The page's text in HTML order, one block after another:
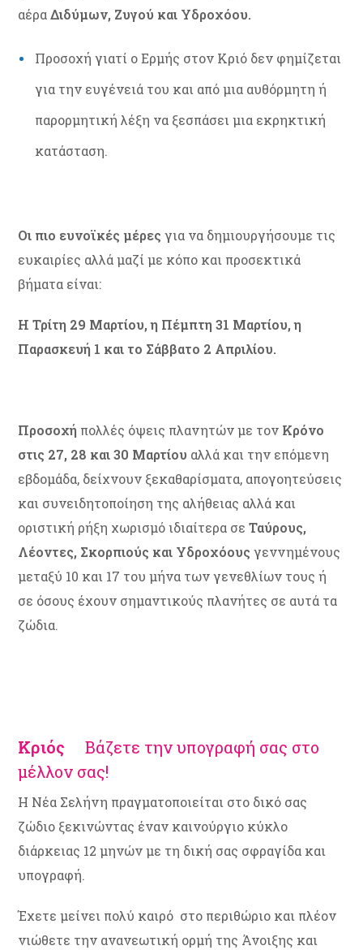
αέραΔιδύμων, Ζυγού και Υδροχόου.
Προσοχή γιατί ο Ερμής στον Κριό δεν φημίζεται
για την ευγένειά του και από μια αυθόρμητη ή
παρορμητική λέξη να ξεσπάσει μια εκρηκτική
κατάσταση.
Οι πιο ευνοϊκές μέρεςγια να δημιουργήσουμε τις
ευκαιρίες αλλά μαζί με κόπο και προσεκτικά
βήματα είναι:
Η Τρίτη 29 Μαρτίου, η Πέμπτη 31 Μαρτίου, η
Παρασκευή 1 και το Σάββατο 2 Απριλίου.
Προσοχή πολλές όψεις πλανητών με τον Κρόνο
στις 27, 28 και 30 Μαρτίου αλλά και την επόμενη
εβδομάδα, δείχνουν ξεκαθαρίσματα, απογοητεύσεις
και συνειδητοποίηση της αλήθειας αλλά και
οριστική ρήξη χωρισμό ιδιαίτερα σεΤαύρους,
Λέοντες, Σκορπιούς και Υδροχόους γεννημένους
μεταξύ 10 και 17 του μήνα των γενεθλίων τους ή
σε όσους έχουν σημαντικούς πλανήτες σε αυτά τα
ζώδια.
Κριός
Βάζετε την υπογραφή σας στο
μέλλον σας!
Η Νέα Σελήνη πραγματοποιείται στο δικό σας
ζώδιο ξεκινώντας έναν καινούργιο κύκλο
διάρκειας 12 μηνών με τη δική σας σφραγίδα και
υπογραφή.
Έχετε μείνει πολύ καιρό στο περιθώριο και πλέον
νιώθετε την ανανεωτική ορμή της Άνοιξης και